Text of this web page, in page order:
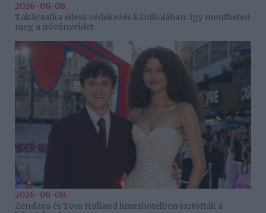
2026-08-08.
Takácsatka elleni védekezés kánikulában: így mentheted
meg a növényeidet
2026-08-08.
Zendaya és Tom Holland luxushotelben tartották a